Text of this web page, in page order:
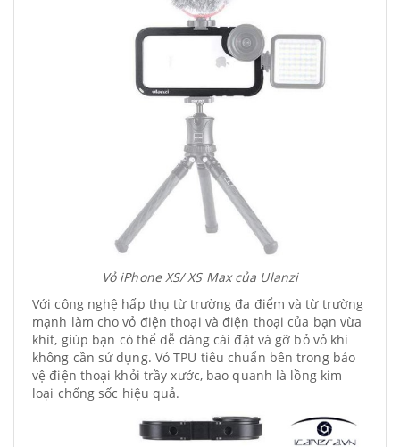
Vỏ iPhone XS/ XS Max của Ulanzi
Với công nghệ hấp thụ từ trường đa điểm và từ trường
mạnh làm cho vỏ điện thoại và điện thoại của bạn vừa
khít, giúp bạn có thể dễ dàng cài đặt và gỡ bỏ vỏ khi
không cần sử dụng. Vỏ TPU tiêu chuẩn bên trong bảo
vệ điện thoại khỏi trầy xước, bao quanh là lồng kim
loại chống sốc hiệu quả.